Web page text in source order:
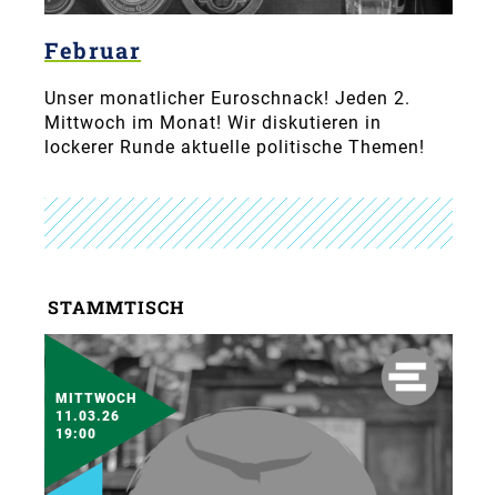
Februar
Unser monatlicher Euroschnack! Jeden 2.
Mittwoch im Monat! Wir diskutieren in
lockerer Runde aktuelle politische Themen!
STAMMTISCH
MITTWOCH
11.03.26
19:00